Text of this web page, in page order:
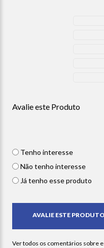
Avalie este Produto
Tenho interesse
Não tenho interesse
Já tenho esse produto